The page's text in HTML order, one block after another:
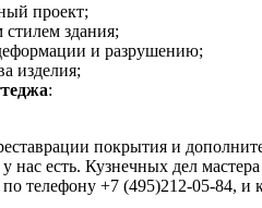
проект;
стилем здания;
и разрушению;
изделия;
:
покрытия и
нас есть. Кузнечных дел
телефону +7 (495)212-05-84,